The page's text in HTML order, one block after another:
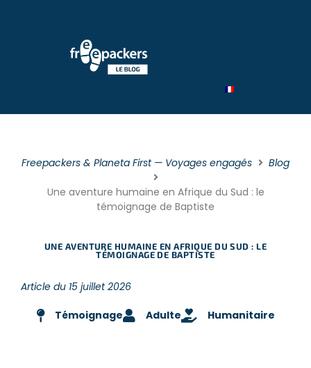
Freepackers & Planeta First — Voyages engagés Blog
Une aventure humaine en Afrique du Sud : le
témoignage de Baptiste
UNE AVENTURE HUMAINE EN AFRIQUE DU SUD : LE
TÉMOIGNAGE DE BAPTISTE
Article du 15 juillet 2026
Témoignage Adulte Humanitaire